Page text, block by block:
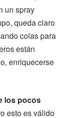
un spray
queda claro
colas para
están
enriquecerse
los pocos
esto es válido